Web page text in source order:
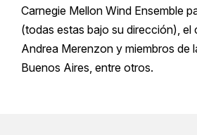
Carnegie Mellon Wind Ensemble
(todas estas bajo su dirección), el
Andrea Merenzon y miembros de
Buenos Aires, entre otros.